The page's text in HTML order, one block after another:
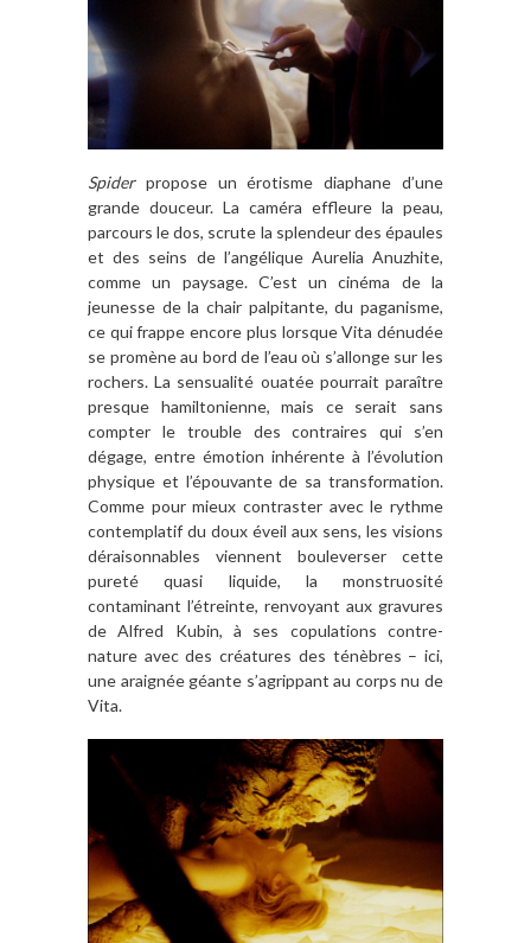
Spiderpropose un érotisme diaphane d’une
grande douceur. La caméra effleure la peau,
parcours le dos, scrute la splendeur des épaules
et des seins de l’angélique Aurelia Anuzhite,
comme un paysage. C’est un cinéma de la
jeunesse de la chair palpitante, du paganisme,
ce qui frappe encore plus lorsque Vita dénudée
se promène au bord de l’eau où s’allonge sur les
rochers. La sensualité ouatée pourrait paraître
presque hamiltonienne, mais ce serait sans
compter le trouble des contraires qui s’en
dégage, entre émotion inhérente à l’évolution
physique et l’épouvante de sa transformation.
Comme pour mieux contraster avec le rythme
contemplatif du doux éveil aux sens, les visions
déraisonnables viennent bouleverser cette
pureté quasi liquide, la monstruosité
contaminant l’étreinte, renvoyant aux gravures
de Alfred Kubin, à ses copulations contre-
nature avec des créatures des ténèbres – ici,
une araignée géante s’agrippant au corps nu de
Vita.